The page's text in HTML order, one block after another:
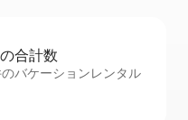
合⁠計⁠数
バケーションレンタル